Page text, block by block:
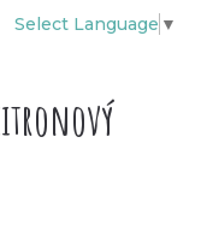
Select Language ▼